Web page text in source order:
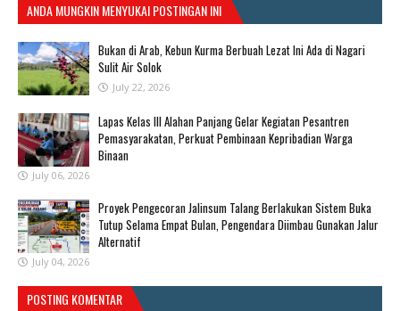
ANDA MUNGKIN MENYUKAI POSTINGAN INI
Bukan di Arab, Kebun Kurma Berbuah Lezat Ini Ada di Nagari
Sulit Air Solok
July 22, 2026
Lapas Kelas III Alahan Panjang Gelar Kegiatan Pesantren
Pemasyarakatan, Perkuat Pembinaan Kepribadian Warga
Binaan
July 06, 2026
Proyek Pengecoran Jalinsum Talang Berlakukan Sistem Buka
Tutup Selama Empat Bulan, Pengendara Diimbau Gunakan Jalur
Alternatif
July 04, 2026
POSTING KOMENTAR